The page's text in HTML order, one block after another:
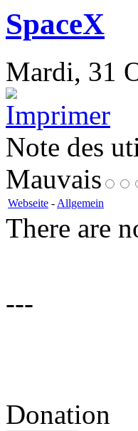
SpaceX
Mardi, 31
Note des
Mauvais
Webseite - Allgemein
There are
---
Donation